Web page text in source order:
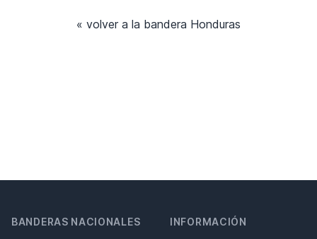
« volver a la bandera Honduras
BANDERAS NACIONALES INFORMACIÓN